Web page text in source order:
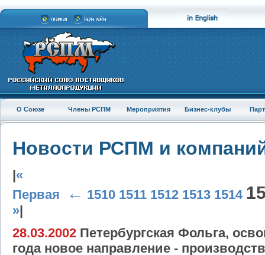
О Союзе Члены РСПМ Мероприятия Бизнес-клубы
Новости РСПМ и
«
Первая
← 1510 1511 1512 1513 1514
»
28.03.2002 Петербургская Фольга,
года новое направление -